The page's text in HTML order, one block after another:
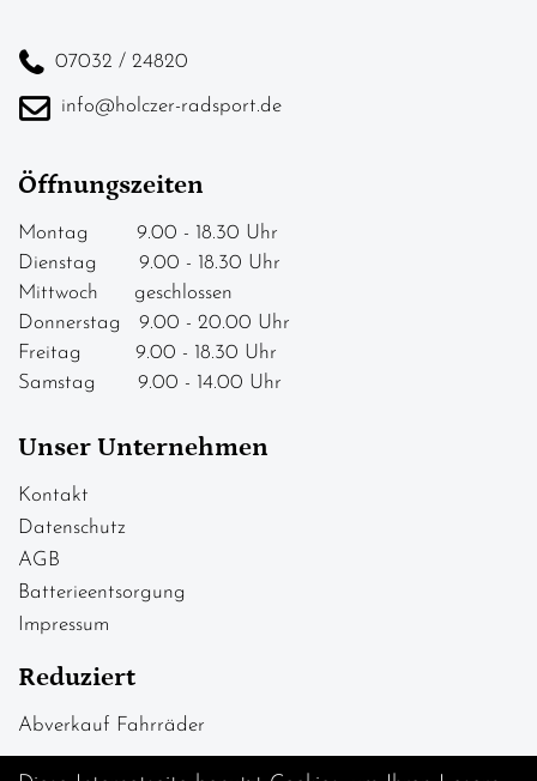
07032 / 24820
info@holczer-radsport.de
Öffnungszeiten
Montag 9.00 - 18.30 Uhr
Dienstag 9.00 - 18.30 Uhr
Mittwoch geschlossen
Donnerstag 9.00 - 20.00 Uhr
Freitag 9.00 - 18.30 Uhr
Samstag 9.00 - 14.00 Uhr
Unser Unternehmen
Kontakt
Datenschutz
AGB
Batterieentsorgung
Impressum
Reduziert
Abverkauf Fahrräder